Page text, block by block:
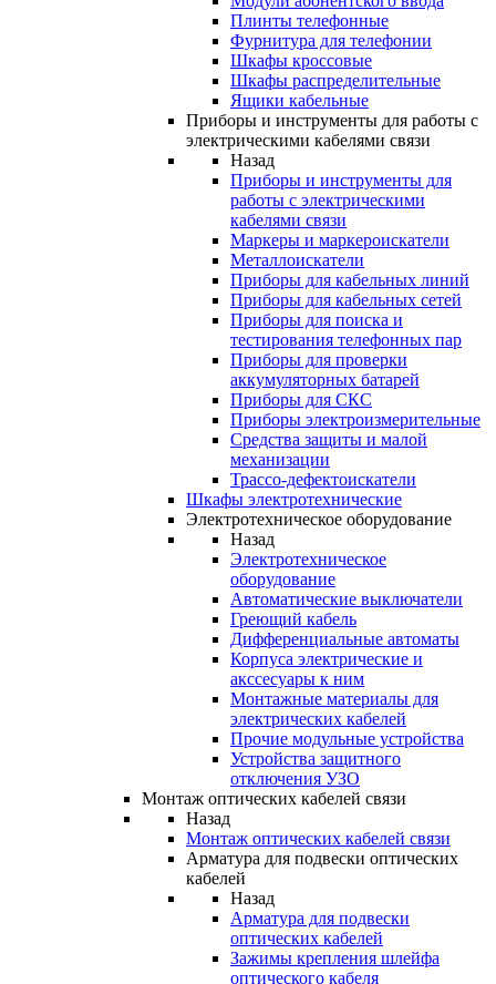
Плинты телефонные
Фурнитура для телефонии
Шкафы кроссовые
Шкафы распределительные
Ящики кабельные
Приборы и инструменты для работы с
электрическими кабелями связи
Назад
Приборы и инструменты для
работы с электрическими
кабелями связи
Маркеры и маркероискатели
Металлоискатели
Приборы для кабельных линий
Приборы для кабельных сетей
Приборы для поиска и
тестирования телефонных пар
Приборы для проверки
аккумуляторных батарей
Приборы для СКС
Приборы электроизмерительные
Средства защиты и малой
механизации
Трассо-дефектоискатели
Шкафы электротехнические
Электротехническое оборудование
Назад
Электротехническое
оборудование
Автоматические выключатели
Греющий кабель
Дифференциальные автоматы
Корпуса электрические и
акссесуары к ним
Монтажные материалы для
электрических кабелей
Прочие модульные устройства
Устройства защитного
отключения УЗО
Монтаж оптических кабелей связи
Назад
Монтаж оптических кабелей связи
Арматура для подвески оптических
кабелей
Назад
Арматура для подвески
оптических кабелей
Зажимы крепления шлейфа
оптического кабеля